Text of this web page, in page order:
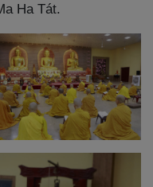
Ha Tát.